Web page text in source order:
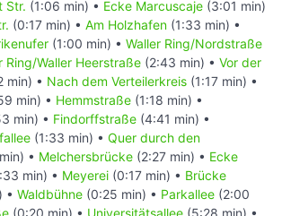
Str. (1:06 min) • Ecke Marcuscaje (3:01 min)
(0:17 min) • Am Holzhafen (1:33 min) •
(1:00 min) • Waller Ring/Nordstraße
Ring/Waller Heerstraße (2:43 min) • Vor der
min) • Nach dem Verteilerkreis (1:17 min) •
min) • Hemmstraße (1:18 min) •
min) • Findorffstraße (4:41 min) •
(1:33 min) • Quer durch den
• Melchersbrücke (2:27 min) • Ecke
min) • Meyerei (0:17 min) • Brücke
• Waldbühne (0:25 min) • Parkallee (2:00
(0:20 min) • Universitätsallee (5:28 min) •